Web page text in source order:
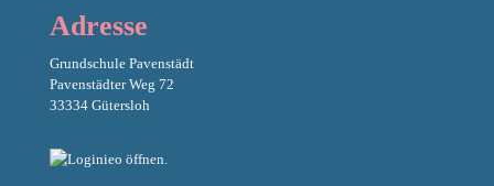
Adresse
Grundschule Pavenstädt
Pavenstädter Weg 72
33334 Gütersloh